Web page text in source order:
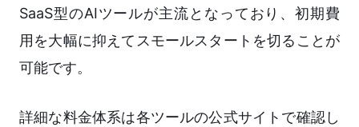
SaaS型のAIツールが主流となっており、初期費
用を大幅に抑えてスモールスタートを切ることが
可能です。
詳細な料金体系は各ツールの公式サイトで確認し